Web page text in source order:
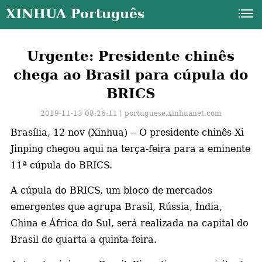
XINHUA Português
Urgente: Presidente chinês
chega ao Brasil para cúpula do
BRICS
2019-11-13 08:26:11丨portuguese.xinhuanet.com
Brasília, 12 nov (Xinhua) -- O presidente chinês Xi
Jinping chegou aqui na terça-feira para a eminente
11ª cúpula do BRICS.
A cúpula do BRICS, um bloco de mercados
emergentes que agrupa Brasil, Rússia, Índia,
China e África do Sul, será realizada na capital do
Brasil de quarta a quinta-feira.